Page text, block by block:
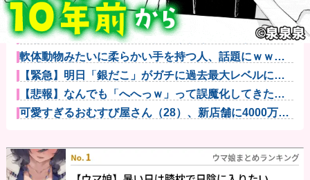
摘されても頑...
【画像】福原遥さん、意外とあるｗ他
【悲報】タクシー運転手、儲かりまくることが判明ｗ
ｗｗｗｗｗｗ...
軟体動物みたいに柔らかい手を持つ人、話題にｗｗｗ
ｗ「脳が理解...
【緊急】明日「銀だこ」がガチに過去最大レベルに混
みそうwww...
【悲報】なんでも「へへっｗ」って誤魔化してきたワ
イの末路がこ...
可愛すぎるおむすび屋さん（28）、新店舗に4000万円